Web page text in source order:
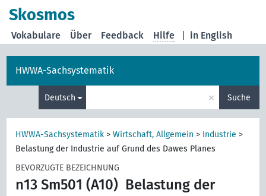
Skosmos
in English
Vokabulare Über Feedback Hilfe
HWWA-Sachsystematik
Deutsch × Suche
HWWA-Sachsystematik >Wirtschaft, Allgemein > Industrie >
Belastung der Industrie auf Grund des Dawes Planes
BEVORZUGTE BEZEICHNUNG
n13 Sm501 (A10) Belastung der